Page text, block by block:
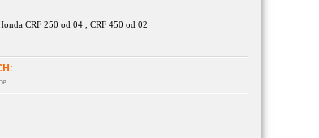
CRF 250 od 04 , CRF 450 od 02